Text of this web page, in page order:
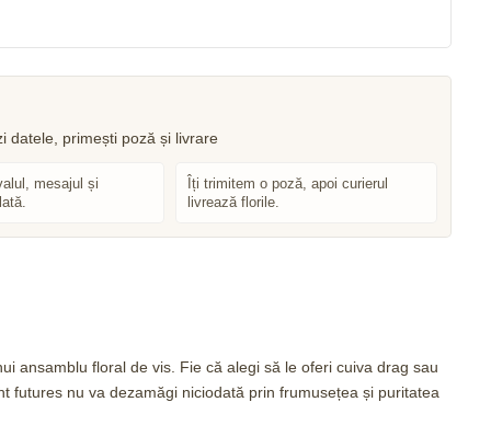
mesajul și
Îți trimitem o poză, apoi curierul
livrează florile.
ansamblu floral de vis. Fie că alegi să le oferi cuiva drag sau
futures nu va dezamăgi niciodată prin frumusețea și puritatea